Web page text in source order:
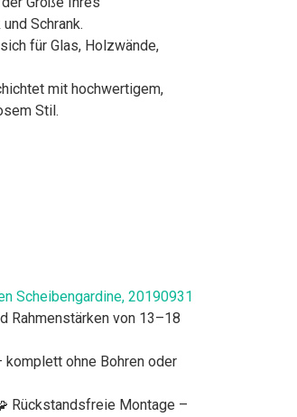
Schrank.
für Glas, Holzwände,
mit hochwertigem,
Stil.
Scheibengardine, 20190931
Rahmenstärken von 13–18
ohne Bohren oder
Rückstandsfreie Montage –